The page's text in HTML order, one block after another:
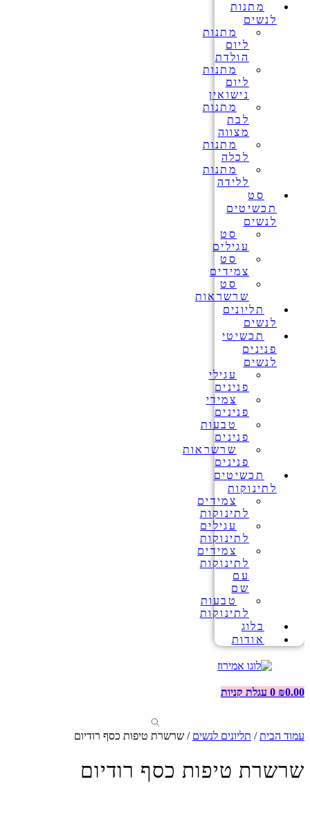
מתנות
לנשים
מתנות
ליום
הולדת
מתנות
ליום
נישואין
מתנות
לבת
מצווה
מתנות
לכלה
מתנות
ללידה
סט
תכשיטים
לנשים
סט
עגילים
סט
צמידים
סט
שרשראות
תליונים
לנשים
תכשיטי
פנינים
לנשים
עגילי
פנינים
צמידי
פנינים
טבעות
פנינים
שרשראות
פנינים
תכשיטים
לתינוקות
צמידים
לתינוקות
עגילים
לתינוקות
צמידים
לתינוקות
עם
שם
טבעות
לתינוקות
בלוג
אודות
₪0.00
0 עגלת קניות
עמוד הבית/ תליונים לנשים / שרשרת טיפות כסף רודיום
שרשרת טיפות כסף רודיום